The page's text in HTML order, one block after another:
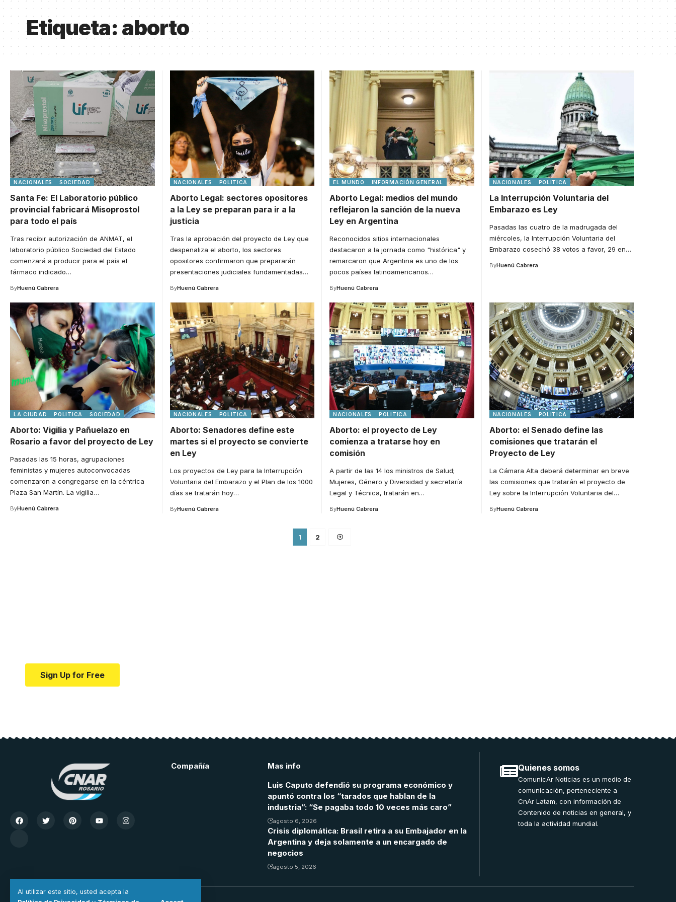
Al utilizar este sitio, usted acepta la
Etiqueta:aborto
NACIONALES SOCIEDAD
Santa Fe: El Laboratorio público
provincial fabricará Misoprostol
para todo el país
Tras recibir autorización de ANMAT, el
laboratorio público Sociedad del Estado
comenzará a producir para el país el
fármaco indicado…
ByHuenú Cabrera
NACIONALES POLITICA
Aborto Legal: sectores opositores
a la Ley se preparan para ir a la
justicia
Tras la aprobación del proyecto de Ley que
despenaliza el aborto, los sectores
opositores confirmaron que prepararán
presentaciones judiciales fundamentadas…
ByHuenú Cabrera
EL MUNDO INFORMACIÓN GENERAL
Aborto Legal: medios del mundo
reflejaron la sanción de la nueva
Ley en Argentina
Reconocidos sitios internacionales
destacaron a la jornada como "histórica" y
remarcaron que Argentina es uno de los
pocos países latinoamericanos…
ByHuenú Cabrera
NACIONALES POLITICA
La Interrupción Voluntaria del
Embarazo es Ley
Pasadas las cuatro de la madrugada del
miércoles, la Interrupción Voluntaria del
Embarazo cosechó 38 votos a favor, 29 en…
ByHuenú Cabrera
LA CIUDAD POLITICA SOCIEDAD
Aborto: Vigilia y Pañuelazo en
Rosario a favor del proyecto de Ley
Pasadas las 15 horas, agrupaciones
feministas y mujeres autoconvocadas
comenzaron a congregarse en la céntrica
Plaza San Martín. La vigilia…
ByHuenú Cabrera
NACIONALES POLITICA
Aborto: Senadores define este
martes si el proyecto se convierte
en Ley
Los proyectos de Ley para la Interrupción
Voluntaria del Embarazo y el Plan de los 1000
días se tratarán hoy…
ByHuenú Cabrera
NACIONALES POLITICA
Aborto: el proyecto de Ley
comienza a tratarse hoy en
comisión
A partir de las 14 los ministros de Salud;
Mujeres, Género y Diversidad y secretaría
Legal y Técnica, tratarán en…
ByHuenú Cabrera
NACIONALES POLITICA
Aborto: el Senado define las
comisiones que tratarán el
Proyecto de Ley
La Cámara Alta deberá determinar en breve
las comisiones que tratarán el proyecto de
Ley sobre la Interrupción Voluntaria del…
ByHuenú Cabrera
1 2
Sign Up for Free
Compañía
Mas info
Luis Caputo defendió su programa económico y
apuntó contra los “tarados que hablan de la
industria”: “Se pagaba todo 10 veces más caro”
agosto 6, 2026
Crisis diplomática: Brasil retira a su Embajador en la
Argentina y deja solamente a un encargado de
negocios
agosto 5, 2026
Quienes somos
ComunicAr Noticias es un medio de
comunicación, perteneciente a
CnAr Latam, con información de
Contenido de noticias en general, y
toda la actividad mundial.